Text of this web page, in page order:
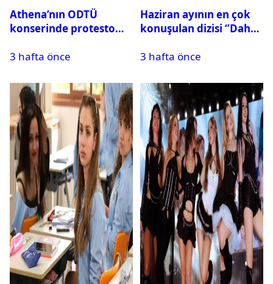
Athena’nın ODTÜ
konserinde protesto
3 hafta önce
Haziran ayının en çok
konuşulan dizisi ‘’Daha
3 hafta önce